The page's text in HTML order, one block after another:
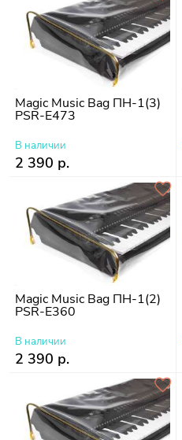
Magic Music Bag ПН-1(3)
PSR-E473
В наличии
2 390 р.
Magic Music Bag ПН-1(2)
PSR-E360
В наличии
2 390 р.